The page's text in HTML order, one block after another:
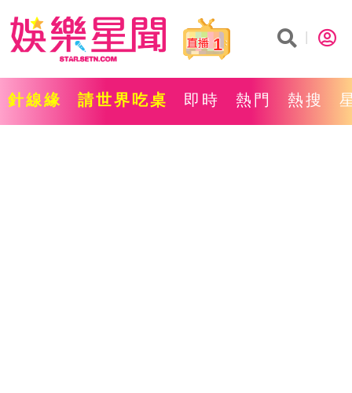
1
針線緣 請世界吃桌 即時 熱門 熱搜